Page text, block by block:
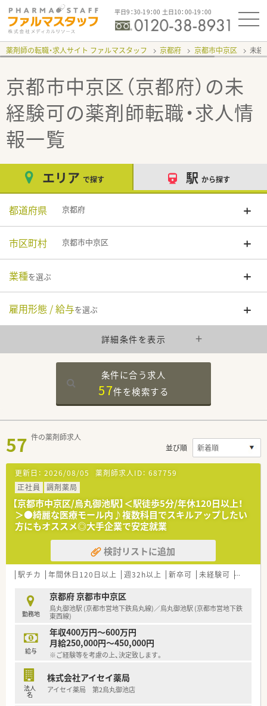
平日9：30-19：00 土日10：00-19：00
薬剤師の転職・求人サイト ファルマスタッフ 京都府 京都市中京区 未経
京都市中京区（京都府）の未
経験可の薬剤師転職・求人情
報一覧
エリア で探す 駅 から探す
都道府県 京都府
市区町村 京都市中京区
業種を選ぶ
雇用形態 / 給与を選ぶ
詳細条件を表示
条件に合う求人
57件を検索する
57 件の薬剤師求人
並び順
更新日： 2026/08/05 薬剤師求人ID： 687759
正社員
調剤薬局
【京都市中京区/烏丸御池駅】＜駅徒歩5分/年休120日以上！
＞●綺麗な医療モール内♪複数科目でスキルアップしたい
方にもオススメ◎大手企業で安定就業
検討リストに追加
駅チカ 年間休日120日以上 週32h以上 新卒可 未経験可 ブラン
勤務地
京都府 京都市中京区
烏丸御池駅 (京都市営地下鉄烏丸線)／烏丸御池駅 (京都市営地下鉄
東西線)
給与
年収400万円～600万円
月給250,000円～450,000円
※ご経験等を考慮の上、決定致します。
法人
名
株式会社アイセイ薬局
アイセイ薬局 第2烏丸御池店